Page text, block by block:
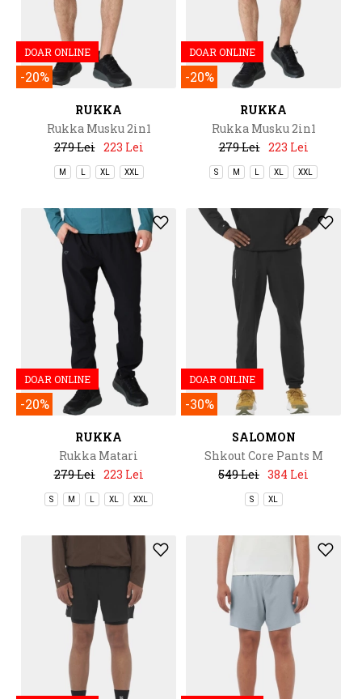
DOAR ONLINE
-20%
RUKKA
Rukka Musku 2in1
279 Lei 223 Lei
M XL XXL
DOAR ONLINE
-20%
RUKKA
Rukka Musku 2in1
279 Lei 223 Lei
S M XL XXL
DOAR ONLINE
-20%
RUKKA
Rukka Matari
279 Lei 223 Lei
S M XL XXL
DOAR ONLINE
-30%
SALOMON
Shkout Core Pants M
549 Lei 384 Lei
S XL